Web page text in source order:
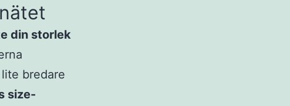
din storlek
bredare
size-